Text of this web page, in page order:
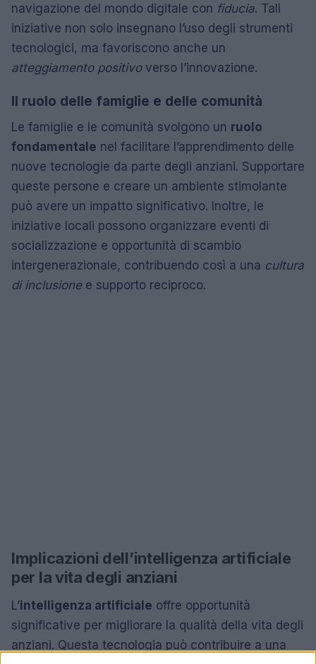
navigazione del mondo digitale con fiducia. Tali
iniziative non solo insegnano l’uso degli strumenti
tecnologici, ma favoriscono anche un
atteggiamento positivoverso l’innovazione.
Il ruolo delle famiglie e delle comunità
Le famiglie e le comunità svolgono un ruolo
fondamentale nel facilitare l’apprendimento delle
nuove tecnologie da parte degli anziani. Supportare
queste persone e creare un ambiente stimolante
può avere un impatto significativo. Inoltre, le
iniziative locali possono organizzare eventi di
socializzazione e opportunità di scambio
intergenerazionale, contribuendo così a una cultura
di inclusionee supporto reciproco.
Implicazioni dell’intelligenza artificiale
per la vita degli anziani
L’intelligenza artificiale offre opportunità
significative per migliorare la qualità della vita degli
anziani. Questa tecnologia può contribuire a una